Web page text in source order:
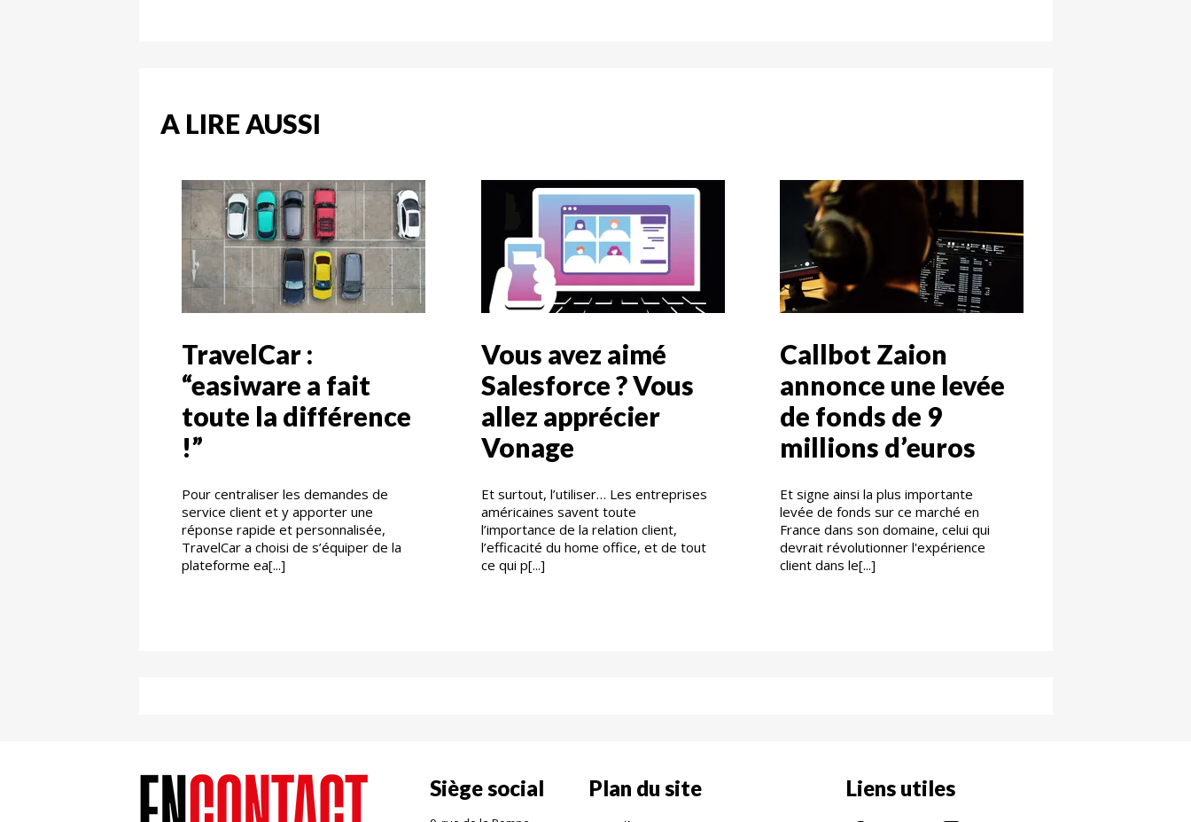
A LIRE AUSSI
TravelCar :
“easiware a fait
toute la différence
!”
Pour centraliser les demandes de
service client et y apporter une
réponse rapide et personnalisée,
TravelCar a choisi de s’équiper de la
plateforme ea[...]
Vous avez aimé
Salesforce ? Vous
allez apprécier
Vonage
Et surtout, l’utiliser… Les entreprises
américaines savent toute
l’importance de la relation client,
l’efficacité du home office, et de tout
ce qui p[...]
Callbot Zaion
annonce une levée
de fonds de 9
millions d’euros
Et signe ainsi la plus importante
levée de fonds sur ce marché en
France dans son domaine, celui qui
devrait révolutionner l'expérience
client dans le[...]
Siège social Plan du site Liens utiles